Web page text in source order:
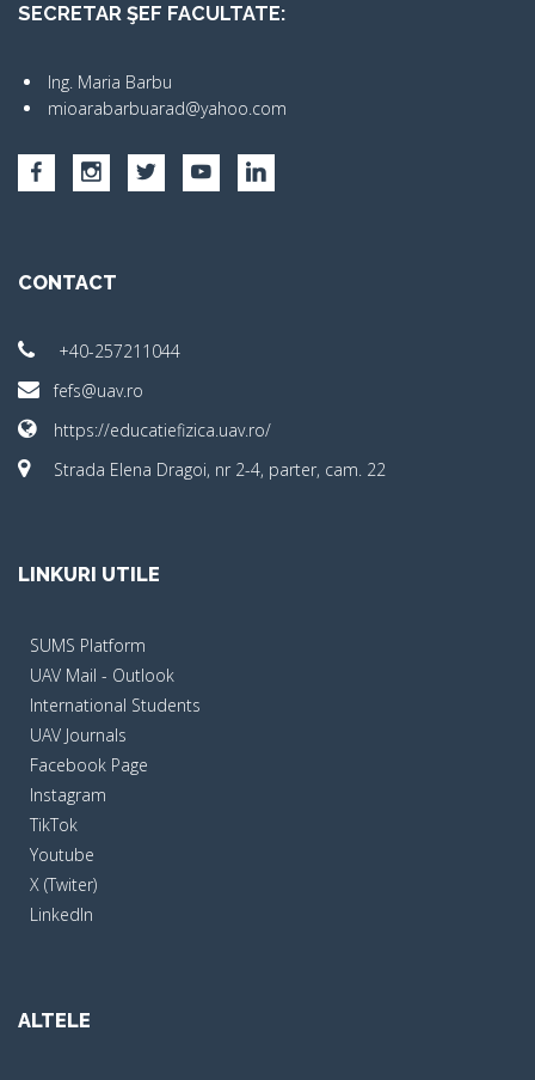
SECRETAR ŞEF FACULTATE:
Ing. Maria Barbu
mioarabarbuarad@yahoo.com
CONTACT
+40-257211044
fefs@uav.ro
https://educatiefizica.uav.ro/
Strada Elena Dragoi, nr 2-4, parter, cam. 22
LINKURI UTILE
SUMS Platform
UAV Mail - Outlook
International Students
UAV Journals
Facebook Page
Instagram
TikTok
Youtube
X (Twiter)
LinkedIn
ALTELE